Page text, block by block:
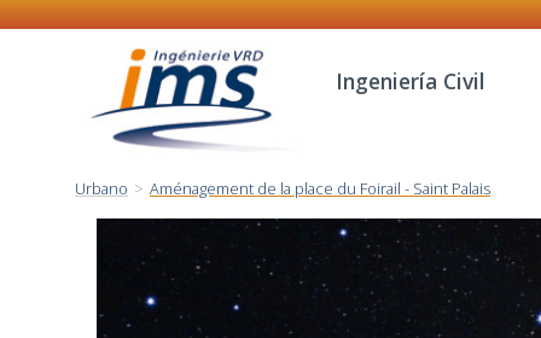
Ingeniería Civil
Urbano > Aménagement de la place du Foirail - Saint Palais